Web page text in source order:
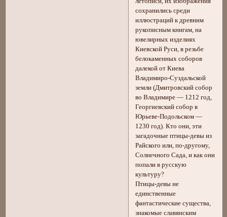
сохранились среди
иллюстраций к древним
рукописным книгам, на
ювелирных изделиях
Киевской Руси, в резьбе
белокаменных соборов
далекой от Киева
Владимиро-Суздальской
земли (Дмитровский собор
во Владимире — 1212 год,
Георгиевский собор в
Юрьеве-Подольском —
1230 год). Кто они, эти
загадочные птицы-девы из
Райского или, по-другому,
Солнечного Сада, и как они
попали в русскую
культуру?
Птицы-девы не
единственные
фантастические существа,
знакомые славянским